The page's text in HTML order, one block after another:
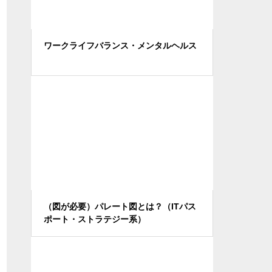
ワークライフバランス・メンタルヘルス
（図が必要）パレート図とは？（ITパス
ポート・ストラテジー系）